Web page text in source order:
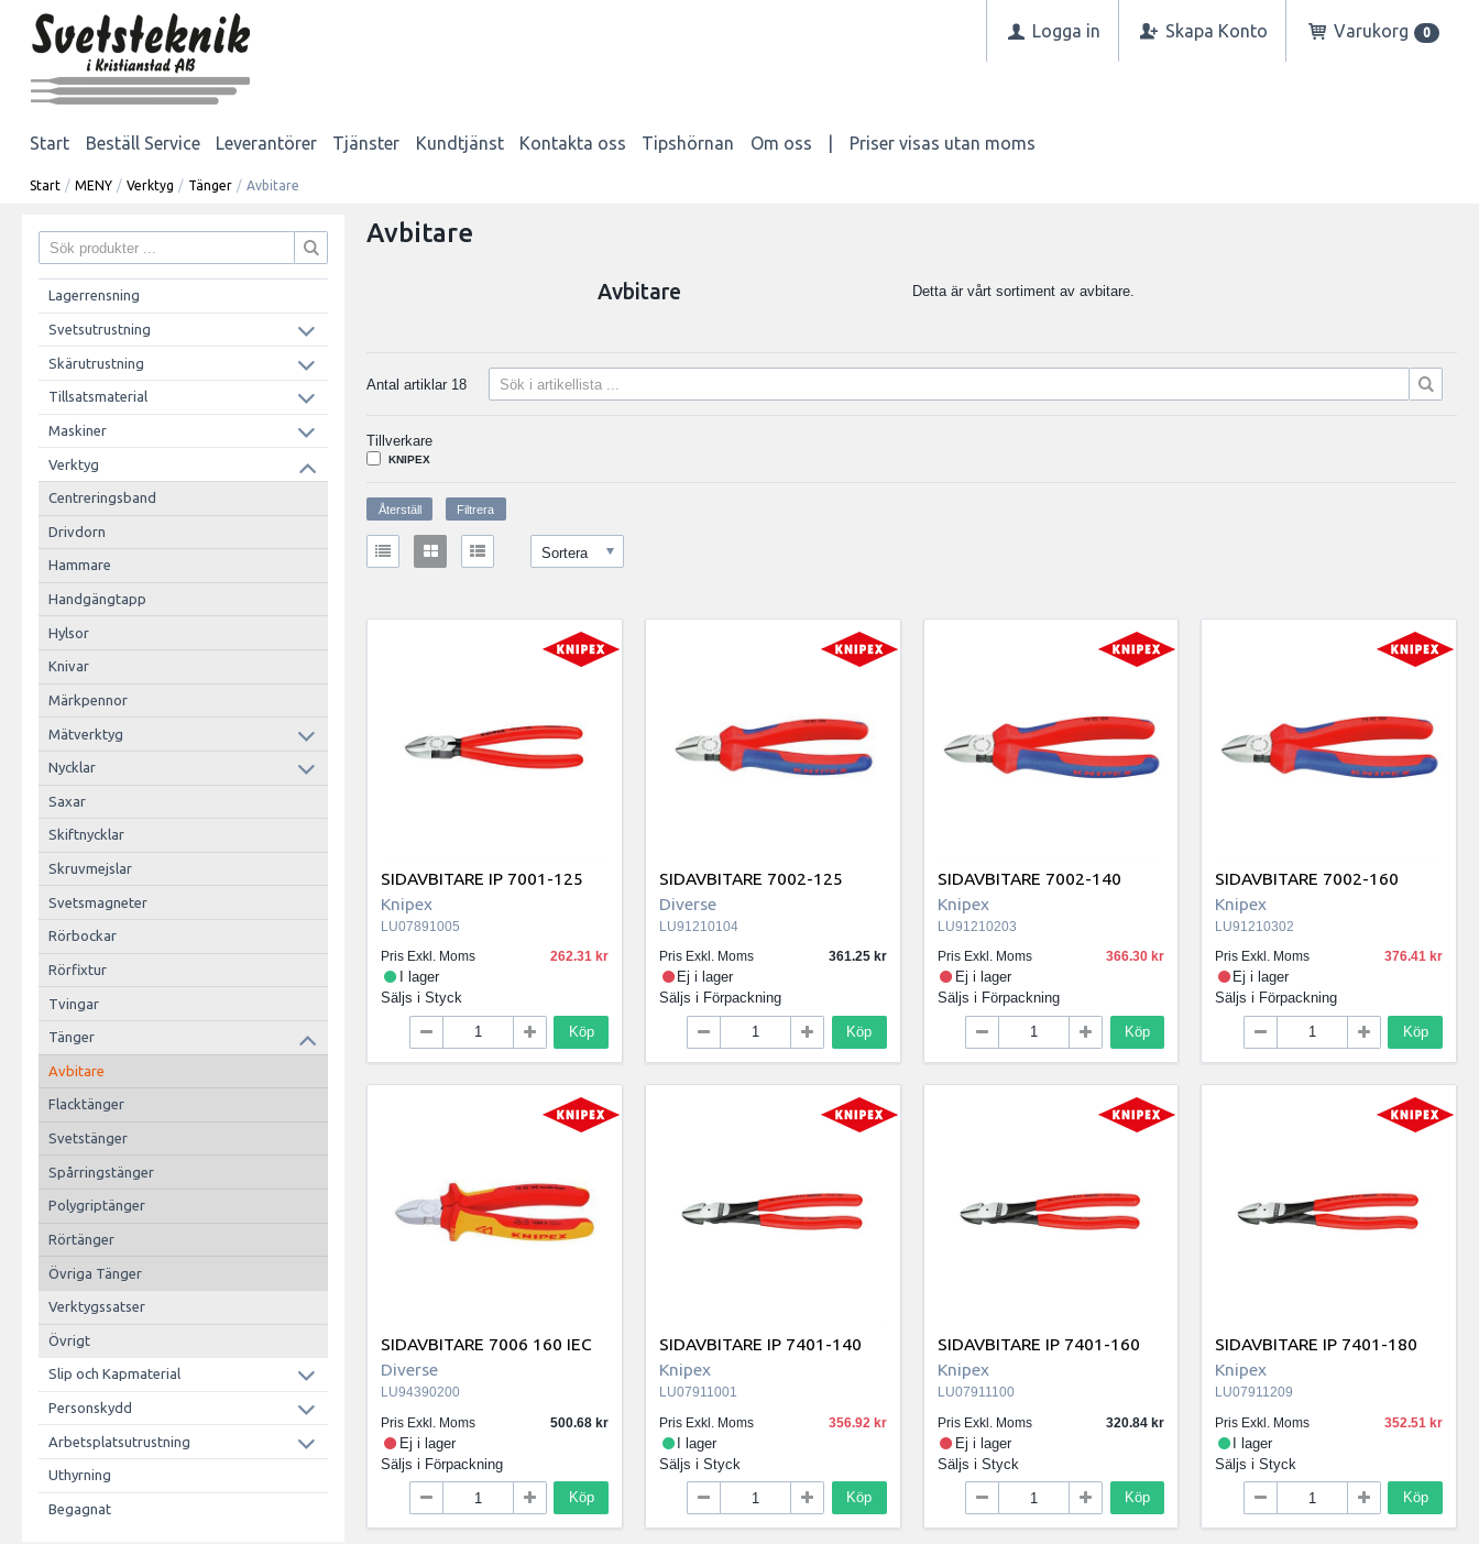
Logga in Skapa Konto Varukorg 0
Start Beställ Service Leverantörer Tjänster Kundtjänst Kontakta oss Tipshörnan Om oss Priser visas utan moms
Start / MENY / Verktyg / Tänger / Avbitare
Lagerrensning
Svetsutrustning
Skärutrustning
Tillsatsmaterial
Maskiner
Verktyg
Centreringsband
Drivdorn
Hammare
Handgängtapp
Hylsor
Knivar
Märkpennor
Mätverktyg
Nycklar
Saxar
Skiftnycklar
Skruvmejslar
Svetsmagneter
Rörbockar
Rörfixtur
Tvingar
Tänger
Avbitare
Flacktänger
Svetstänger
Spårringstänger
Polygriptänger
Rörtänger
Övriga Tänger
Verktygssatser
Övrigt
Slip och Kapmaterial
Personskydd
Arbetsplatsutrustning
Uthyrning
Begagnat
Avbitare
Avbitare Detta är vårt sortiment av avbitare.
Antal artiklar 18
Tillverkare
KNIPEX
Sortera
SIDAVBITARE IP 7001-125
Knipex
LU07891005
Pris Exkl. Moms
262.31
I lager
Säljs iStyck
Köp
SIDAVBITARE 7002-125
Diverse
LU91210104
Pris Exkl. Moms
361.25
Ej i lager
Säljs i Förpackning
Köp
SIDAVBITARE 7002-140
Knipex
LU91210203
Pris Exkl. Moms
366.30
Ej i lager
Säljs i Förpackning
Köp
SIDAVBITARE 7002-160
Knipex
LU91210302
Pris Exkl. Moms
376.41
Ej i lager
Säljs i Förpackning
Köp
SIDAVBITARE 7006 160 IEC
Diverse
LU94390200
Pris Exkl. Moms
500.68
Ej i lager
Säljs i Förpackning
Köp
SIDAVBITARE IP 7401-140
Knipex
LU07911001
Pris Exkl. Moms
356.92
I lager
Säljs i Styck
Köp
SIDAVBITARE IP 7401-160
Knipex
LU07911100
Pris Exkl. Moms
320.84
Ej i lager
Säljs i Styck
Köp
SIDAVBITARE IP 7401-180
Knipex
LU07911209
Pris Exkl. Moms
352.51
I lager
Säljs iStyck
Köp